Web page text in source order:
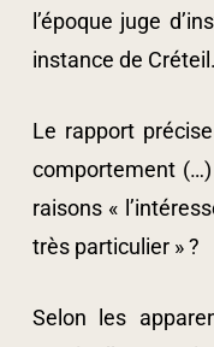
l’époque juge
instance de Créteil.
Le rapport
comportement
raisons «
très particulier » ?
Selon les